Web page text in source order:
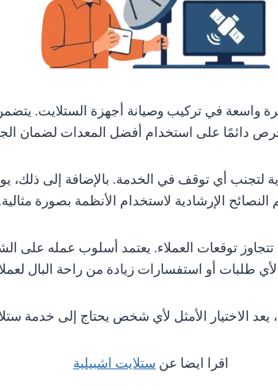
واسعة في تركيب وصيانة أجهزة الستلايت.
دائمًا على استخدام أفضل المعدات لضمان
أي توقف في الخدمة. بالإضافة إلى ذلك،
النصائح الإرشادية لاستخدام الأنظمة بصورة مثالية.
توقعات العملاء. يعتمد أسلوب عمله على
طلبات أو استفسارات زيادة من راحة البال
يعد الاختيار الأمثل لأي شخص يحتاج إلى خدمة
اقرا ايضا عنستلايت اشبيلية